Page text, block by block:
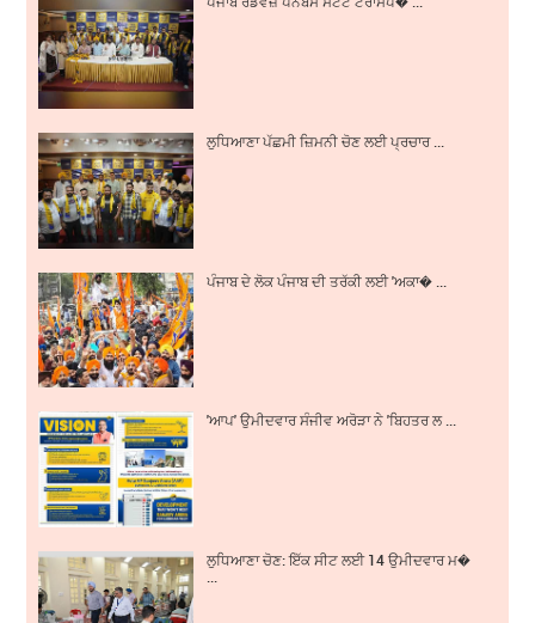
ਲੁਧਿਆਣਾ ਪੱਛਮੀ ਜ਼ਿਮਨੀ ਚੋਣ ਲਈ ਪ੍ਰਚਾਰ ...
ਪੰਜਾਬ ਦੇ ਲੋਕ ਪੰਜਾਬ ਦੀ ਤਰੱਕੀ ਲਈ 'ਅਕਾ� ...
'ਆਪ' ਉਮੀਦਵਾਰ ਸੰਜੀਵ ਅਰੋੜਾ ਨੇ 'ਬਿਹਤਰ ਲ ...
ਲੁਧਿਆਣਾ ਚੋਣ: ਇੱਕ ਸੀਟ ਲਈ 14 ਉਮੀਦਵਾਰ ਮ�
...